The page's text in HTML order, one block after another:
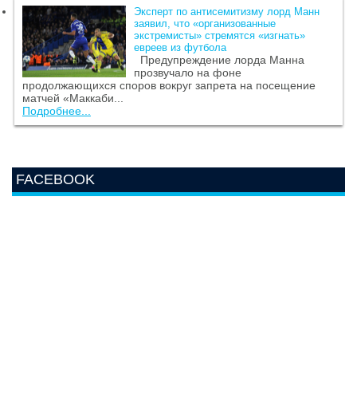
Эксперт по антисемитизму лорд Манн
заявил, что «организованные
экстремисты» стремятся «изгнать»
евреев из футбола
Предупреждение лорда Манна
прозвучало на фоне
продолжающихся споров вокруг запрета на посещение
матчей «Маккаби...
Подробнее...
FACEBOOK